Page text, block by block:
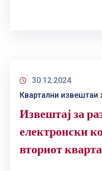
30.12.2024
Квартални извештаи
Извештај за
електронски
вториот